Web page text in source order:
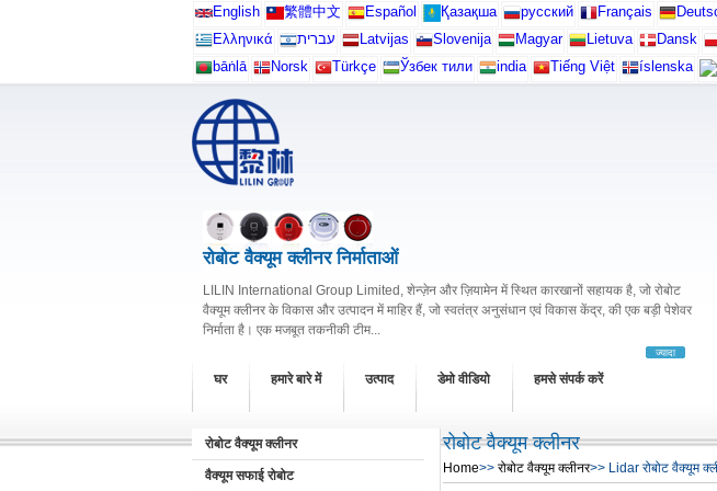
English 繁體中文 Español Қазақша русский Français
Ελληνικά
עברית Latvijas Slovenija Magyar Lietuva Dansk
bāṅlā
Norsk Türkçe Ўзбек тили india Tiếng Việt íslenska
रोबोट वैक्यूम क्लीनर निर्माताओं
LILIN International Group Limited, शेन्ज़ेन और ज़ियामेन में स्थित कारखानों सहायक है, जो रोबोट
वैक्यूम क्लीनर के विकास और उत्पादन में माहिर हैं, जो स्वतंत्र अनुसंधान एवं विकास केंद्र, की एक बड़ी पेशेवर
निर्माता है। एक मजबूत तकनीकी टीम...
ज्यादा
घर हमारे बारे में उत्पाद डेमो वीडियो हमसे संपर्क करें
रोबोट वैक्यूम क्लीनर
वैक्यूम सफाई रोबोट
रोबोट वैक्यूम क्लीनर
Home>> रोबोट वैक्यूम क्लीनर>> Lidar रोबोट वैक्यूम